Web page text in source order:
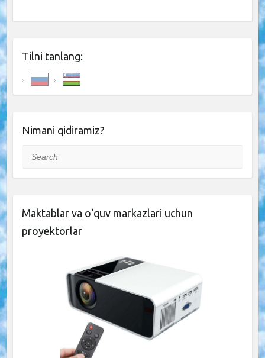
Tilni tanlang:
Nimani qidiramiz?
Search
Maktablar va o‘quv markazlari uchun
proyektorlar